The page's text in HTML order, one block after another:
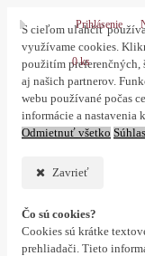
S cieľom uľahčiť
využívame cookies.
použitím preferenčných,
aj našich partnerov.
webu používané počas
informácie a nastavenia
Odmietnuť všetko
Zavrieť
Čo sú cookies?
Cookies sú krátke
prehliadači. Tieto
Prihlásenie
0 ks